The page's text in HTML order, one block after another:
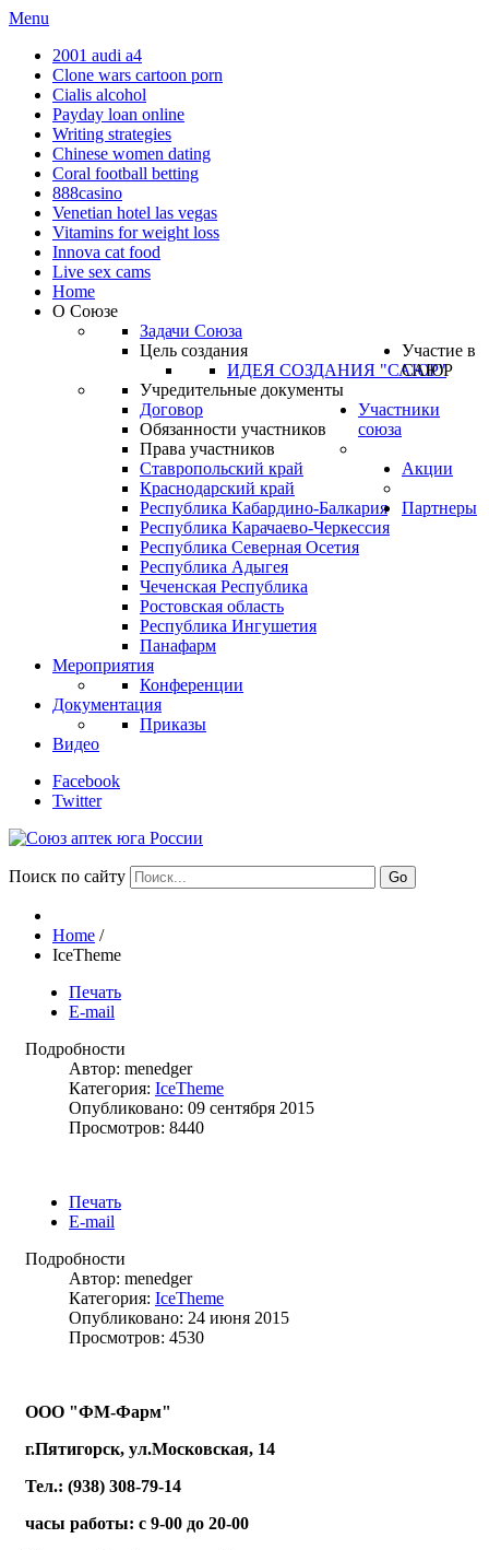
Menu
2001 audi a4
Clone wars cartoon porn
Cialis alcohol
Payday loan online
Writing strategies
Chinese women dating
Coral football betting
888casino
Venetian hotel las vegas
Vitamins for weight loss
Innova cat food
Live sex cams
Home
О Союзе
Задачи Союза
Цель создания
ИДЕЯ СОЗДАНИЯ "САЮР"
Участие в
САЮР
Учредительные документы
Договор
Обязанности участников
Права участников
Участники
союза
Ставропольский край
Краснодарский край
Республика Кабардино-Балкария
Республика Карачаево-Черкессия
Республика Северная Осетия
Республика Адыгея
Чеченская Республика
Ростовская область
Республика Ингушетия
Акции
Панафарм
Партнеры
Мероприятия
Конференции
Документация
Приказы
Видео
Facebook
Twitter
Поиск по сайту Go
Home /
IceTheme
Печать
E-mail
Подробности
Автор: menedger
Категория: IceTheme
Опубликовано: 09 сентября 2015
Просмотров: 8440
Печать
E-mail
Подробности
Автор: menedger
Категория: IceTheme
Опубликовано: 24 июня 2015
Просмотров: 4530
ООО "ФМ-Фарм"
г.Пятигорск, ул.Московская, 14
Тел.: (938) 308-79-14
часы работы: с 9-00 до 20-00